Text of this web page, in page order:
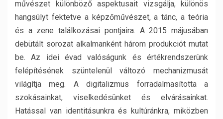
művészet különböző aspektusait vizsgálja, különös
hangsúlyt fektetve a képzőművészet, a tánc, a teória
és a zene találkozásai pontjaira. A 2015 májusában
debütált sorozat alkalmanként három produkciót mutat
be. Az idei évad valóságunk és értékrendszerünk
felépítésének szüntelenül változó mechanizmusát
világítja meg. A digitalizmus forradalmasította a
szokásainkat, viselkedésünket és elvárásainkat.
Hatással van identitásunkra és kultúránkra, miközben